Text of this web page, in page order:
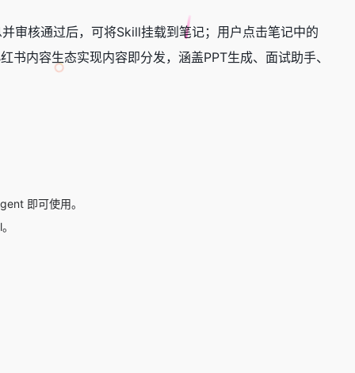
审核通过后，可将Skill挂载到笔记；用户点击笔记中的
内容生态实现内容即分发，涵盖PPT生成、面试助手、
即可使用。